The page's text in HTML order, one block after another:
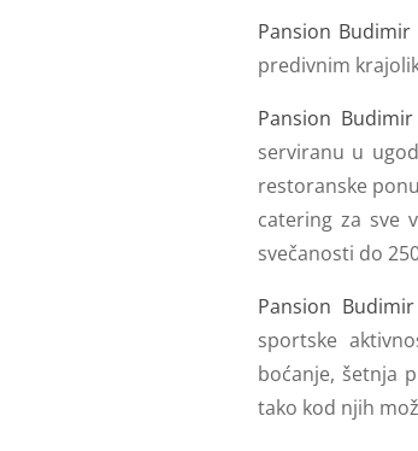
Pansion Budimir
predivnim
Pansion Budimir
serviranu u
restoranske
catering za sve
svečanosti do
Pansion
sportske
boćanje, šetnja
tako kod njih